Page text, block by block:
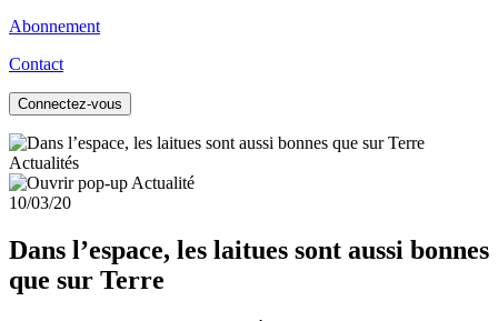
Abonnement
Contact
Connectez-vous
Actualités
10/03/20
Dans l’espace, les laitues sont aussi bonnes
que sur Terre